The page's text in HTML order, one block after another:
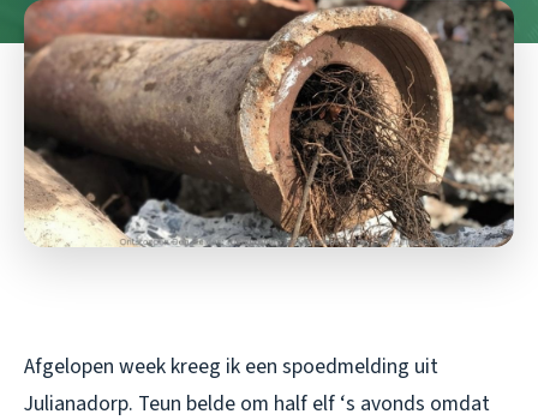
Afgelopen week kreeg ik een spoedmelding uit
Julianadorp. Teun belde om half elf ‘s avonds omdat